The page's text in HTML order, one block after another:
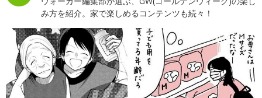
み方を紹介。家で楽しめるコンテンツも続々！